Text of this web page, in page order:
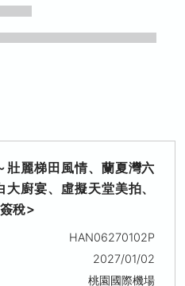
壯麗梯田風情、蘭夏灣六
廚宴、虛擬天堂美拍、
稅>
HAN06270102P
2027/01/02
桃園國際機場